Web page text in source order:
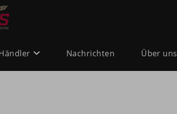
Nachrichten Über uns